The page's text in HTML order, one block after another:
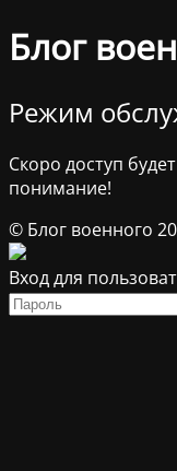
Блог
Режим
Скоро доступ
понимание!
© Блог военного
Вход для